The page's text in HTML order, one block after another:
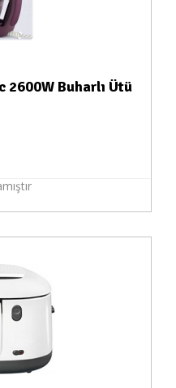
2600W Buharlı Ütü